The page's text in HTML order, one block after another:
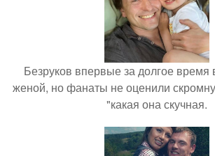
Безруков впервые за долгое время
женой, но фанаты не оценили
"какая она скучная.